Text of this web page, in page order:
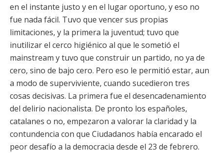
en el instante justo y en el lugar oportuno, y eso no
fue nada fácil. Tuvo que vencer sus propias
limitaciones, y la primera la juventud; tuvo que
inutilizar el cerco higiénico al que le sometió el
mainstream y tuvo que construir un partido, no ya de
cero, sino de bajo cero. Pero eso le permitió estar, aun
a modo de superviviente, cuando sucedieron tres
cosas decisivas. La primera fue el desencadenamiento
del delirio nacionalista. De pronto los españoles,
catalanes o no, empezaron a valorar la claridad y la
contundencia con que Ciudadanos había encarado el
peor desafío a la democracia desde el 23 de febrero.